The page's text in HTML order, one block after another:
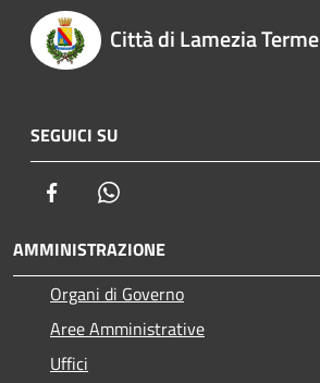
Città di Lamezia Terme
SEGUICI SU
Facebook
AMMINISTRAZIONE
Organi di Governo
Aree Amministrative
Uffici